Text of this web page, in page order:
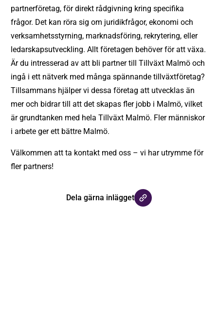
partnerföretag, för direkt rådgivning kring specifika
frågor. Det kan röra sig om juridikfrågor, ekonomi och
verksamhetsstyrning, marknadsföring, rekrytering, eller
ledarskapsutveckling. Allt företagen behöver för att växa.
Är du intresserad av att bli partner till Tillväxt Malmö och
ingå i ett nätverk med många spännande tillväxtföretag?
Tillsammans hjälper vi dessa företag att utvecklas än
mer och bidrar till att det skapas fler jobb i Malmö, vilket
är grundtanken med hela Tillväxt Malmö. Fler människor
i arbete ger ett bättre Malmö.
Välkommen att ta kontakt med oss – vi har utrymme för
fler partners!
Dela gärna inlägget